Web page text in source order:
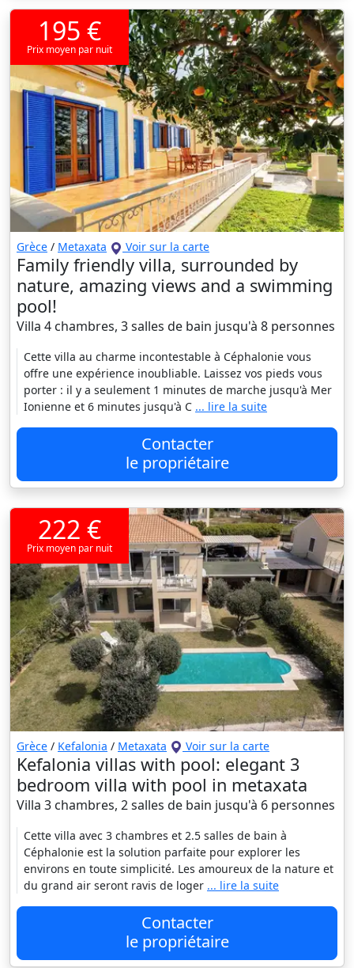
195 €
Prix moyen par nuit
Grèce / Metaxata Voir sur la carte
Family friendly villa, surrounded by
nature, amazing views and a swimming
pool!
Villa 4 chambres, 3 salles de bain jusqu'à 8 personnes
Cette villa au charme incontestable à Céphalonie vous
offre une expérience inoubliable. Laissez vos pieds vous
porter : il y a seulement 1 minutes de marche jusqu'à Mer
Ionienne et 6 minutes jusqu'à C ... lire la suite
Contacter
le propriétaire
222 €
Prix moyen par nuit
Grèce / Kefalonia / Metaxata Voir sur la carte
Kefalonia villas with pool: elegant 3
bedroom villa with pool in metaxata
Villa 3 chambres, 2 salles de bain jusqu'à 6 personnes
Cette villa avec 3 chambres et 2.5 salles de bain à
Céphalonie est la solution parfaite pour explorer les
environs en toute simplicité. Les amoureux de la nature et
du grand air seront ravis de loger ... lire la suite
Contacter
le propriétaire